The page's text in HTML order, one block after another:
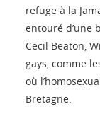
refuge à la
entouré d’une
Cecil Beaton,
gays, comme
où
Bretagne.